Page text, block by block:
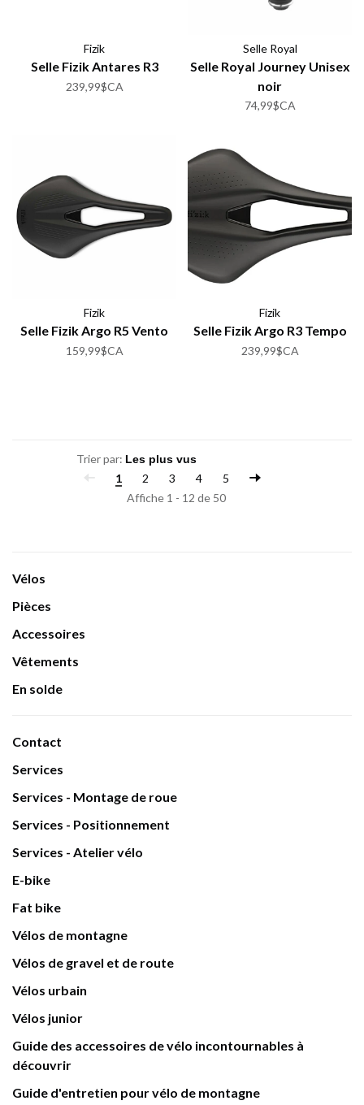
Fizik
Selle Fizik Antares R3
239,99$CA
Selle Royal
Selle Royal Journey Unisex
noir
74,99$CA
Fizik
Selle Fizik Argo R5 Vento
159,99$CA
Fizik
Selle Fizik Argo R3 Tempo
239,99$CA
Trier par:
1
2 3 4
5
Affiche 1 - 12 de 50
Vélos
Pièces
Accessoires
Vêtements
En solde
Contact
Services
Services - Montage de roue
Services - Positionnement
Services - Atelier vélo
E-bike
Fat bike
Vélos de montagne
Vélos de gravel et de route
Vélos urbain
Vélos junior
Guide des accessoires de vélo incontournables à
découvrir
Guide d'entretien pour vélo de montagne